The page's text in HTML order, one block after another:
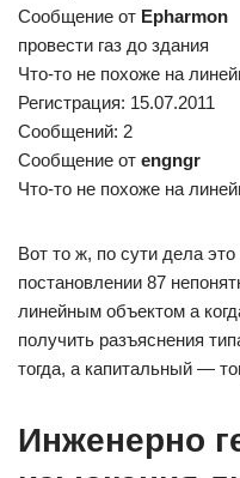
Сообщение от Epharmon
провести газ до здания
Что-то не похоже на
Регистрация: 15.07.2011
Сообщений: 2
Сообщение от engngr
Что-то не похоже на
Вот то ж, по сути дела
постановлении 87
линейным объектом а
получить разъяснения
тогда, а капитальный —
Инженерно